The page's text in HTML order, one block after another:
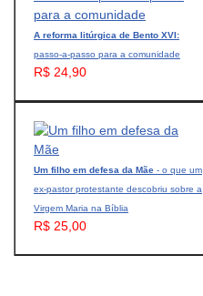
A reforma litúrgica de Bento XVI:
passo-a-passo para a comunidade
R$ 24,90
Um filho em defesa da Mãe - o que um
ex-pastor protestante descobriu sobre a
Virgem Maria na Bíblia
R$ 25,00